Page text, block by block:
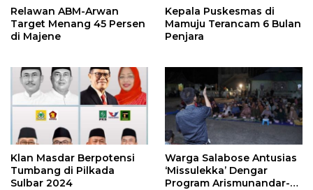
Relawan ABM-Arwan
Target Menang 45 Persen
di Majene
Kepala Puskesmas di
Mamuju Terancam 6 Bulan
Penjara
Klan Masdar Berpotensi
Tumbang di Pilkada
Sulbar 2024
Warga Salabose Antusias
‘Missulekka’ Dengar
Program Arismunandar-